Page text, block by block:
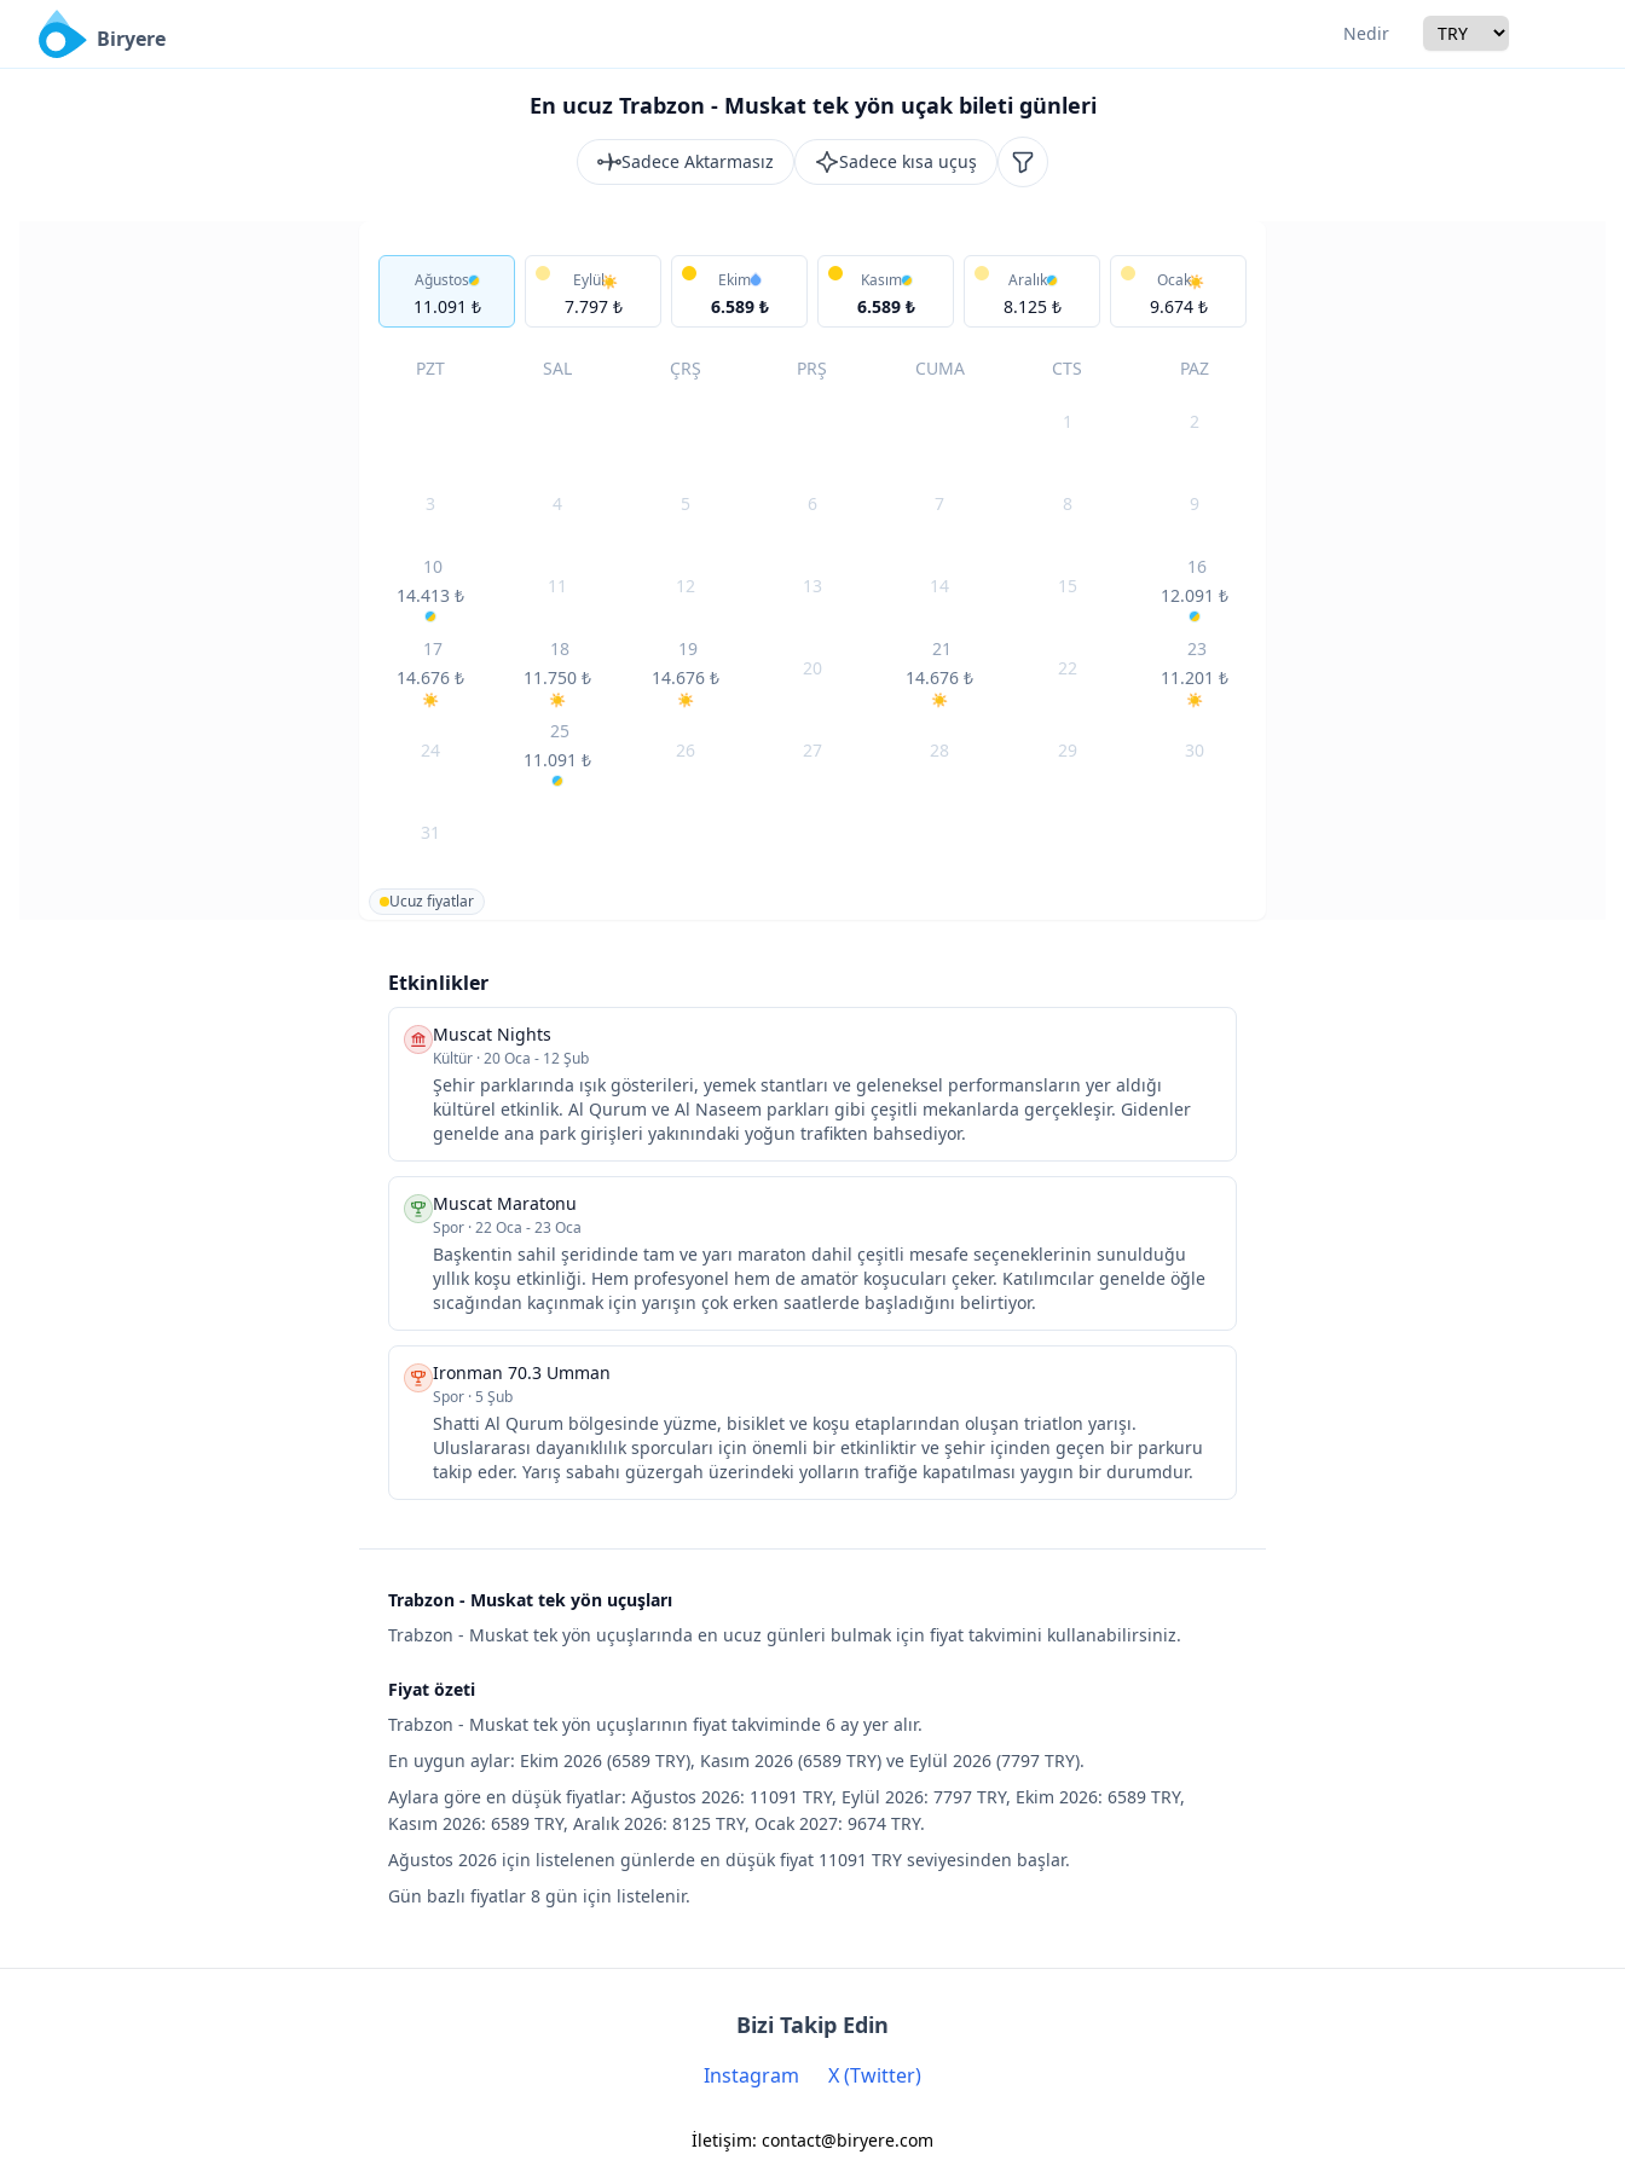
Biryere Nedir Currency
En ucuz Trabzon - Muskat tek yön uçak bileti günleri
Sadece Aktarmasız Sadece kısa uçuş Filtreler
Ağustos
11.091 ₺
Eylül
7.797 ₺
Ekim
6.589 ₺
Kasım
6.589 ₺
Aralık
8.125 ₺
Ocak
9.674 ₺
PZT SAL ÇRŞ PRŞ CUMA CTS PAZ
1 2
3 4 5 6 7 8 9
10
14.413 ₺ 11 12 13 14 15
16
12.091₺
17
14.676 ₺
18
11.750₺
19
14.676 ₺ 20
21
14.676₺ 22
23
11.201₺
24
25
11.091₺ 26 27 28 29 30
31
Ucuz fiyatlar
Etkinlikler
Muscat Nights
Kültür ·20 Oca - 12 Şub
Şehir parklarında ışık gösterileri, yemek stantları ve geleneksel performansların yer aldığı
kültürel etkinlik. Al Qurum ve Al Naseem parkları gibi çeşitli mekanlarda gerçekleşir. Gidenler
genelde ana park girişleri yakınındaki yoğun trafikten bahsediyor.
Muscat Maratonu
Spor ·22 Oca - 23 Oca
Başkentin sahil şeridinde tam ve yarı maraton dahil çeşitli mesafe seçeneklerinin sunulduğu
yıllık koşu etkinliği. Hem profesyonel hem de amatör koşucuları çeker. Katılımcılar genelde öğle
sıcağından kaçınmak için yarışın çok erken saatlerde başladığını belirtiyor.
Ironman 70.3 Umman
Spor · 5 Şub
Shatti Al Qurum bölgesinde yüzme, bisiklet ve koşu etaplarından oluşan triatlon yarışı.
Uluslararası dayanıklılık sporcuları için önemli bir etkinliktir ve şehir içinden geçen bir parkuru
takip eder. Yarış sabahı güzergah üzerindeki yolların trafiğe kapatılması yaygın bir durumdur.
Trabzon - Muskat tek yön uçuşları
Trabzon - Muskat tek yön uçuşlarında en ucuz günleri bulmak için fiyat takvimini kullanabilirsiniz.
Fiyat özeti
Trabzon - Muskat tek yön uçuşlarının fiyat takviminde 6 ay yer alır.
En uygun aylar: Ekim 2026 (6589 TRY), Kasım 2026 (6589 TRY) ve Eylül 2026 (7797 TRY).
Aylara göre en düşük fiyatlar: Ağustos 2026: 11091 TRY, Eylül 2026: 7797 TRY, Ekim 2026: 6589 TRY,
Kasım 2026: 6589 TRY, Aralık 2026: 8125 TRY, Ocak 2027: 9674 TRY.
Ağustos 2026 için listelenen günlerde en düşük fiyat 11091 TRY seviyesinden başlar.
Gün bazlı fiyatlar 8 gün için listelenir.
Bizi Takip Edin
Instagram X (Twitter)
İletişim: contact@biryere.com